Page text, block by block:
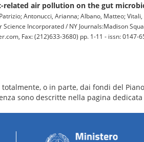
air pollution on the gut
Antonucci, Arianna; Albano, Matteo;
Science Incorporated / NY Journals:Madison
Fax: (212)633-3680) pp. 1-11 - issn: 0147-
o in parte, dai fondi del
sono descritte nella pagina dedicata